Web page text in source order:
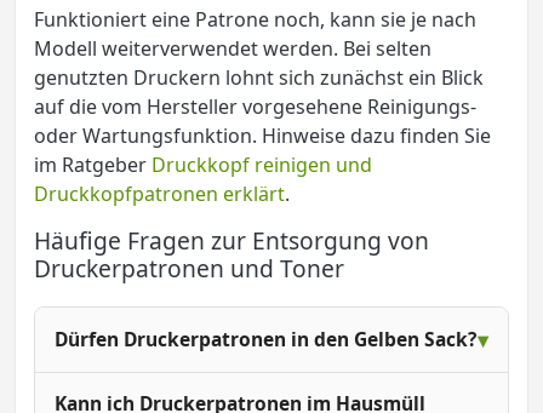
Funktioniert eine Patrone noch, kann sie je nach
Modell weiterverwendet werden. Bei selten
genutzten Druckern lohnt sich zunächst ein Blick
auf die vom Hersteller vorgesehene Reinigungs-
oder Wartungsfunktion. Hinweise dazu finden Sie
im Ratgeber Druckkopf reinigen und
Druckkopfpatronen erklärt.
Häufige Fragen zur Entsorgung von
Druckerpatronen und Toner
Dürfen Druckerpatronen in den Gelben Sack?
Kann ich Druckerpatronen im Hausmüll